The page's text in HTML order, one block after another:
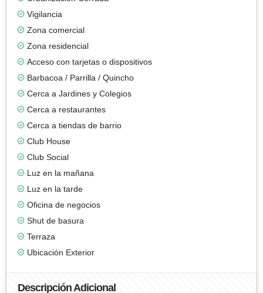
Vigilancia
Zona comercial
Zona residencial
Acceso con tarjetas o dispositivos
Barbacoa / Parrilla / Quincho
Cerca a Jardines y Colegios
Cerca a restaurantes
Cerca a tiendas de barrio
Club House
Club Social
Luz en la mañana
Luz en la tarde
Oficina de negocios
Shut de basura
Terraza
Ubicación Exterior
Descripción Adicional